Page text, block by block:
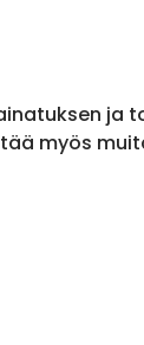
ja
myös